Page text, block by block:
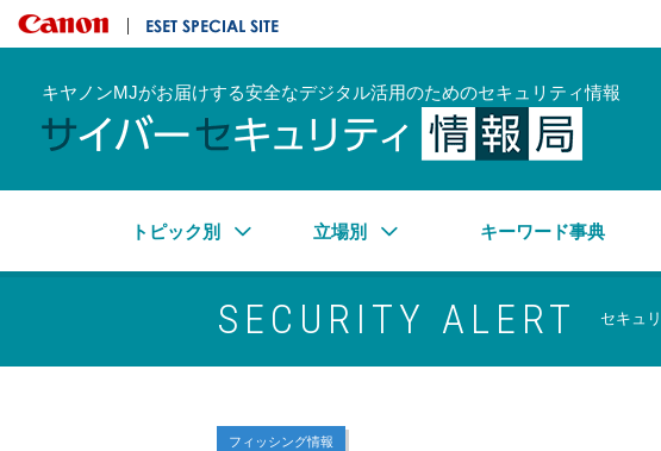
キヤノンマーケティングジャパン株式会社
キヤノンMJがお届けする安全なデジタル活用のためのセキュリティ情報
トピック別 立場別 キーワード事典
SECURITY ALERT セキュ
フィッシング情報